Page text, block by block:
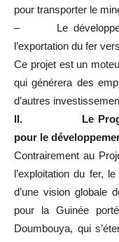
pour transporter le
– Le
l’exportation du fer
Ce projet est un
qui générera des
d’autres
II.
Le
pour le
Contrairement au
l’exploitation du fer,
d’une vision globale
pour la Guinée
Doumbouya, qui